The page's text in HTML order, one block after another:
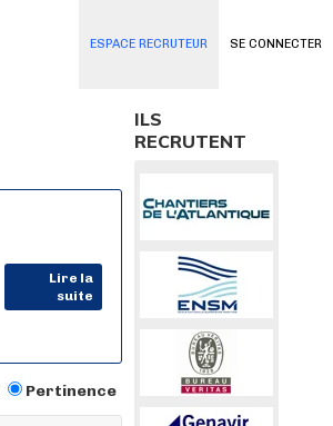
SE CONNECTER
ESPACE RECRUTEUR
Lire la
suite
Pertinence
ILS
RECRUTENT